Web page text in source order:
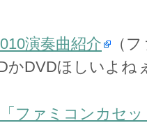
演奏曲紹介
（
かDVDほしいよね
ファミコンカセ